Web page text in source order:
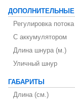
ДОПОЛНИТЕЛЬНЫЕ
Регулировка потока
С аккумулятором
Длина шнура (м.)
Уличный шнур
ГАБАРИТЫ
Длина (см.)